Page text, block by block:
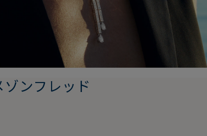
ンフレッド